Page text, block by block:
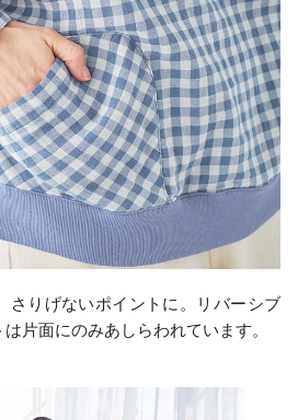
さりげないポイントに。リバーシブ
片面にのみあしらわれています。